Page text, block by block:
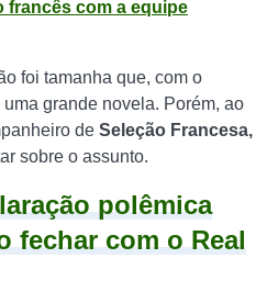
francês com a equipe
foi tamanha que, com o
grande novela. Porém, ao
de Seleção Francesa,
sobre o assunto.
polêmica
fechar com o Real